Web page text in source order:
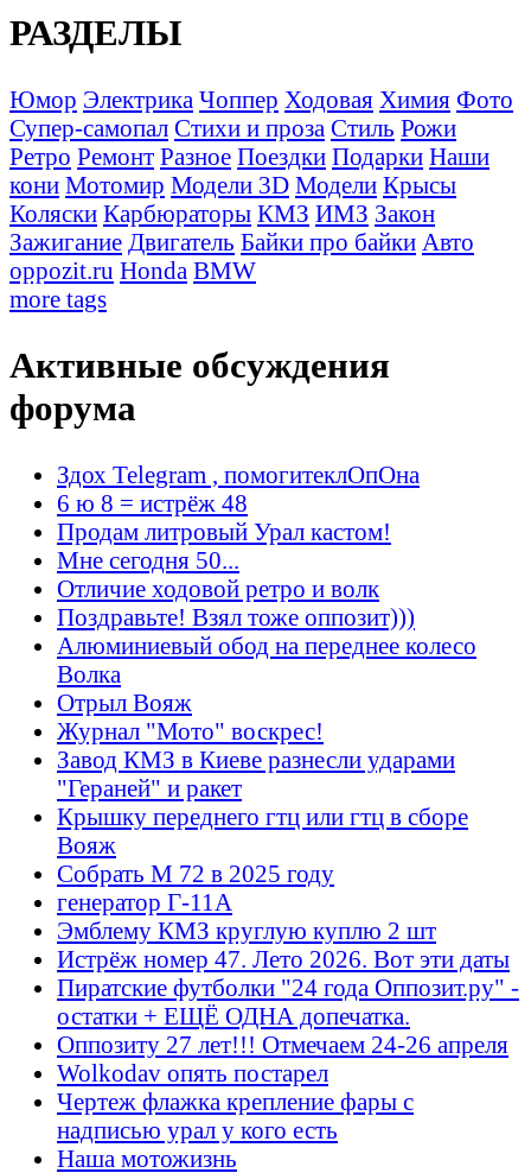
РАЗДЕЛЫ
Юмор Электрика Чоппер Ходовая Химия Фото
Супер-самопал Стихи и проза Стиль Рожи
Ретро Ремонт Разное Поездки Подарки Наши
кони Мотомир Модели 3D Модели Крысы
Коляски Карбюраторы КМЗ ИМЗ Закон
Зажигание Двигатель Байки про байки Авто
oppozit.ru Honda BMW
more tags
Активные обсуждения
форума
Здох Telegram , помогитеклОпОна
6 ю 8 = истрёж 48
Продам литровый Урал кастом!
Мне сегодня 50...
Отличие ходовой ретро и волк
Поздравьте! Взял тоже оппозит)))
Алюминиевый обод на переднее колесо
Волка
Отрыл Вояж
Журнал "Мото" воскрес!
Завод КМЗ в Киеве разнесли ударами
"Гераней" и ракет
Крышку переднего гтц или гтц в сборе
Вояж
Собрать М 72 в 2025 году
генератор Г-11А
Эмблему КМЗ круглую куплю 2 шт
Истрёж номер 47. Лето 2026. Вот эти даты
Пиратские футболки "24 года Оппозит.ру" -
остатки + ЕЩЁ ОДНА допечатка.
Оппозиту 27 лет!!! Отмечаем 24-26 апреля
Wolkodav опять постарел
Чертеж флажка крепление фары с
надписью урал у кого есть
Наша мотожизнь